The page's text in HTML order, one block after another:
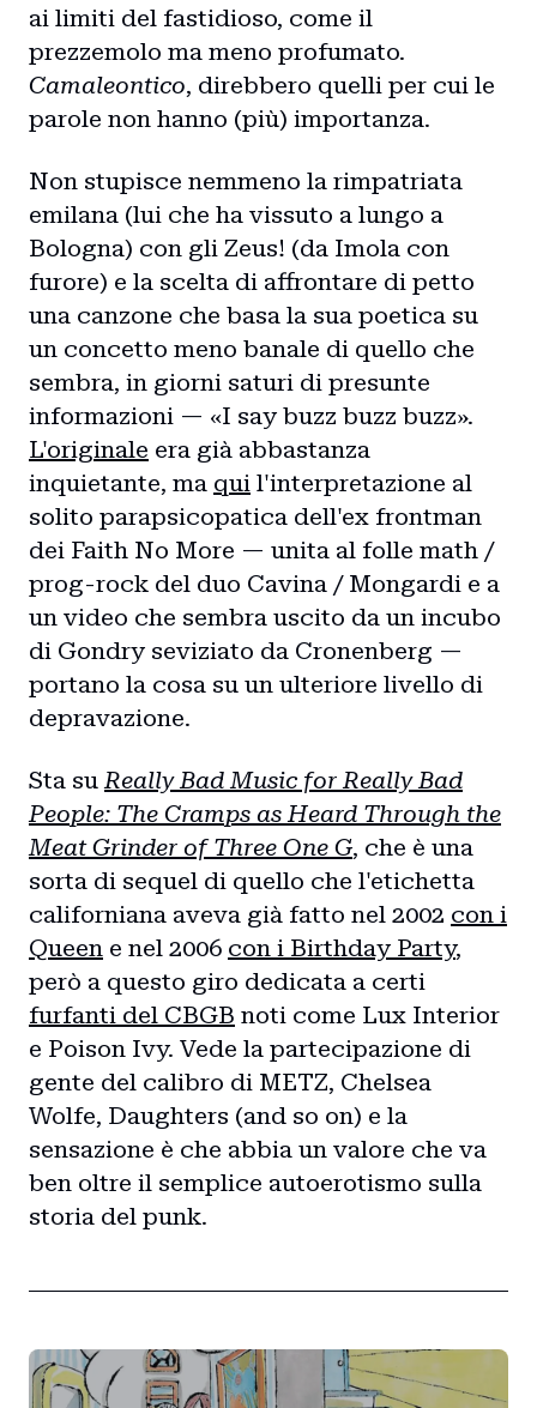
ai limiti del fastidioso, come il
prezzemolo ma meno profumato.
Camaleontico, direbbero quelli per cui le
parole non hanno (più) importanza.
Non stupisce nemmeno la rimpatriata
emilana (lui che ha vissuto a lungo a
Bologna) con gli Zeus! (da Imola con
furore) e la scelta di affrontare di petto
una canzone che basa la sua poetica su
un concetto meno banale di quello che
sembra, in giorni saturi di presunte
informazioni — «I say buzz buzz buzz».
L'originale era già abbastanza
inquietante, ma qui l'interpretazione al
solito parapsicopatica dell'ex frontman
dei Faith No More — unita al folle math /
prog-rock del duo Cavina / Mongardi e a
un video che sembra uscito da un incubo
di Gondry seviziato da Cronenberg —
portano la cosa su un ulteriore livello di
depravazione.
Sta suReally Bad Music for Really Bad
People: The Cramps as Heard Through the
Meat Grinder of Three One G, che è una
sorta di sequel di quello che l'etichetta
californiana aveva già fatto nel 2002 con i
Queen e nel 2006 con i Birthday Party,
però a questo giro dedicata a certi
furfanti del CBGB noti come Lux Interior
e Poison Ivy. Vede la partecipazione di
gente del calibro di METZ, Chelsea
Wolfe, Daughters (and so on) e la
sensazione è che abbia un valore che va
ben oltre il semplice autoerotismo sulla
storia del punk.